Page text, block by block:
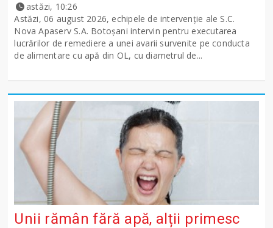
astăzi, 10:26
Astăzi, 06 august 2026, echipele de intervenție ale S.C.
Nova Apaserv S.A. Botoșani intervin pentru executarea
lucrărilor de remediere a unei avarii survenite pe conducta
de alimentare cu apă din OL, cu diametrul de...
Unii rămân fără apă, alții primesc